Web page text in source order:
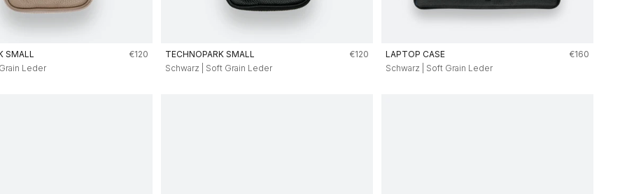
SMALL Angebot
€120
Leder
TECHNOPARK SMALL Angebot
€120
Schwarz | Soft Grain Leder
LAPTOP CASE Angebot
€160
Schwarz | Soft Grain Leder